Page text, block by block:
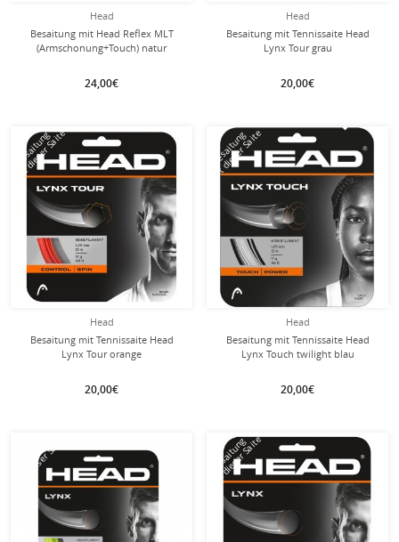
Head
Besaitung mit Head Reflex MLT
(Armschonung+Touch) natur
24,00€
Head
Besaitung mit Tennissaite Head
Lynx Tour grau
20,00€
Head
Besaitung mit Tennissaite Head
Lynx Tour orange
20,00€
Besaitung
mit dieser Saite
Head
Besaitung mit Tennissaite Head
Lynx Touch twilight blau
20,00€
Besaitung
mit dieser Saite
Besaitung
mit dieser Saite Besaitung
mit dieser Saite